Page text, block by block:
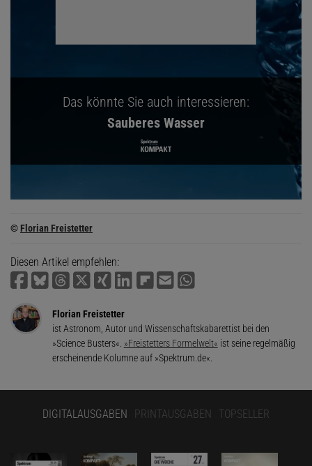
Das könnte Sie auch interessieren:
Sauberes Wasser
© Florian Freistetter
Diesen Artikel empfehlen:
Florian Freistetter
ist Astronom, Autor und Wissenschaftskabarettist bei den
»Science Busters«. »Freistetters Formelwelt« ist seine regelmäßig
erscheinende Kolumne auf »Spektrum.de«.
DIGITALAUSGABEN PRINTAUSGABEN TOPSELLER